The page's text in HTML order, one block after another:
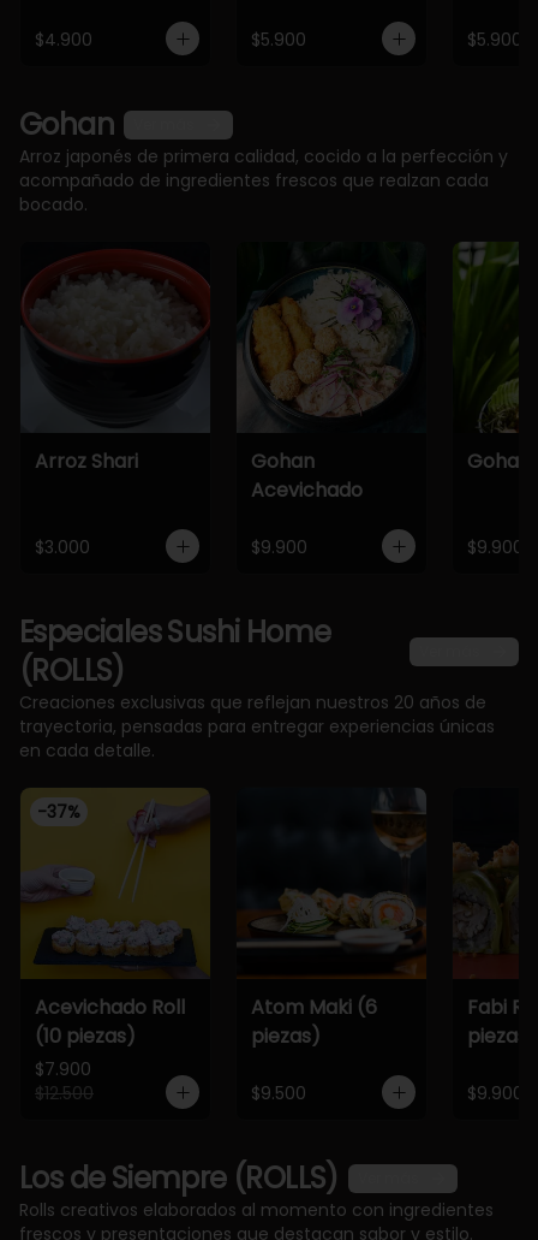
$4.900 $5.900 $5.900
Gohan
Arroz japonés de primera calidad, cocido a la perfección y
acompañado de ingredientes frescos que realzan cada
bocado.
Arroz Shari
$3.000
Gohan
Acevichado
$9.900
Gohan
$9.900
Especiales Sushi Home
(ROLLS)
Creaciones exclusivas que reflejan nuestros 20 años de
trayectoria, pensadas para entregar experiencias únicas
en cada detalle.
-37%
Acevichado Roll
(10 piezas)
$7.900
$12.500
Atom Maki (6
piezas)
$9.500
Fabi
piezas)
$9.900
Los de Siempre (ROLLS)
Rolls creativos elaborados al momento con ingredientes
frescos y presentaciones que destacan sabor y estilo.